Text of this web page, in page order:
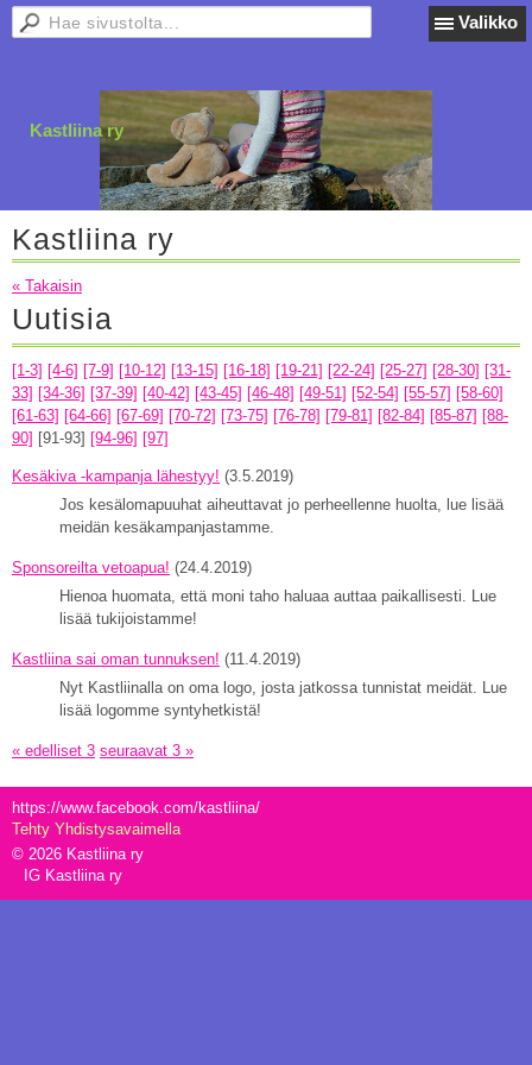
Valikko
Kastliina ry
Kastliina ry
« Takaisin
Uutisia
[1-3] [4-6] [7-9] [10-12] [13-15] [16-18] [19-21] [22-24] [25-27] [28-30] [31-
33] [34-36] [37-39] [40-42] [43-45] [46-48] [49-51] [52-54] [55-57] [58-60]
[61-63] [64-66] [67-69] [70-72] [73-75] [76-78] [79-81] [82-84] [85-87] [88-
90] [91-93] [94-96] [97]
Kesäkiva -kampanja lähestyy! (3.5.2019)
Jos kesälomapuuhat aiheuttavat jo perheellenne huolta, lue lisää
meidän kesäkampanjastamme.
Sponsoreilta vetoapua! (24.4.2019)
Hienoa huomata, että moni taho haluaa auttaa paikallisesti. Lue
lisää tukijoistamme!
Kastliina sai oman tunnuksen! (11.4.2019)
Nyt Kastliinalla on oma logo, josta jatkossa tunnistat meidät. Lue
lisää logomme syntyhetkistä!
« edelliset 3 seuraavat 3 »
https://www.facebook.com/kastliina/
Tehty Yhdistysavaimella
© 2026 Kastliina ry
IG Kastliina ry